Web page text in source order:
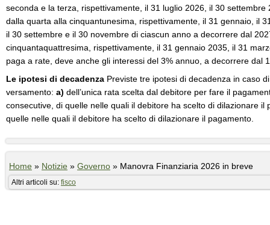
seconda e la terza, rispettivamente, il 31 luglio 2026, il 30
dalla quarta alla cinquantunesima, rispettivamente, il 31 gennaio, il
il 30 settembre e il 30 novembre di ciascun anno a decorrere dal
cinquantaquattresima, rispettivamente, il 31 gennaio 2035, il 31
paga a rate, deve anche gli interessi del 3% annuo, a decorrere dal
Le ipotesi di decadenza Previste tre ipotesi di decadenza in caso
versamento: a) dell’unica rata scelta dal debitore per fare il
consecutive, di quelle nelle quali il debitore ha scelto di dilazionare il
quelle nelle quali il debitore ha scelto di dilazionare il pagamento.
Home » Notizie » Governo » Manovra Finanziaria 2026 in breve
Altri articoli su: fisco